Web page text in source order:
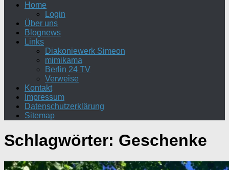
Home
Login
Über uns
Blognews
Links
Diakoniewerk Simeon
mimikama
Berlin 24 TV
Verweise
Kontakt
Impressum
Datenschutzerklärung
Sitemap
Schlagwörter: Geschenke